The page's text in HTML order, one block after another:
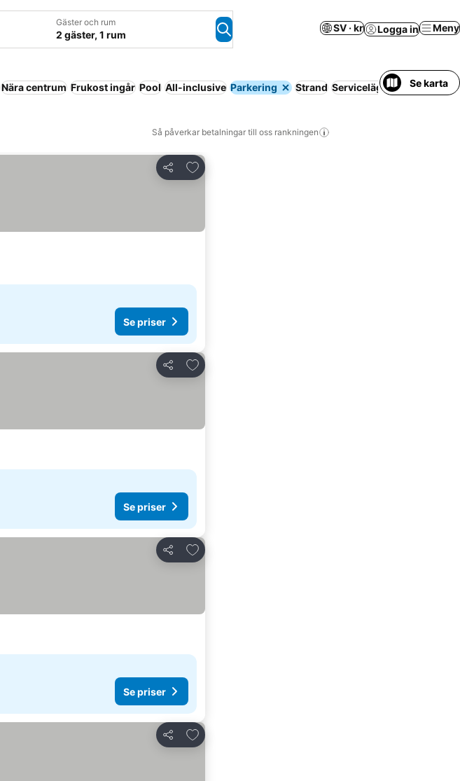
Gäster och rum
2 gäster, 1 rum
SV · kr Logga in Meny
Nära centrum Frukost ingår Pool All-inclusive Parkering Strand Servicelägenhet Se karta
Så påverkar betalningar till oss rankningen
Dela
Lägg till i Mina Favoriter
Se priser
Dela
Lägg till i Mina Favoriter
Se priser
Dela
Lägg till i Mina Favoriter
Se priser
Dela
Lägg till i Mina Favoriter